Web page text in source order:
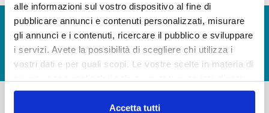
alle informazioni sul vostro dispositivo al fine di
pubblicare annunci e contenuti personalizzati, misurare
gli annunci e i contenuti, ricercare il pubblico e sviluppare
i servizi. Avete la possibilità di scegliere chi utilizza i
vostri dati e per quali scopi. Le vostre scelte in materia di
in cui avete effettuato le vostre scelte. È possibile
modificare o revocare il proprio consenso in qualsiasi
Accetta tutti
© Copyright 2017 - 2026
GLOSSARIO
GIUDICA IL SERVIZIO
LAVORA CON NOI